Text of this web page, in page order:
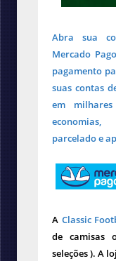
Abra sua
Mercado
pagamento
suas contas
em
parcelado e
A Classic
de camisas
seleções ). A